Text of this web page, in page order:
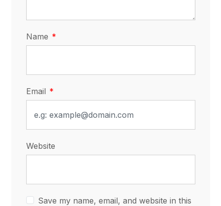
Name
Email
Website
Save my name, email, and website in this